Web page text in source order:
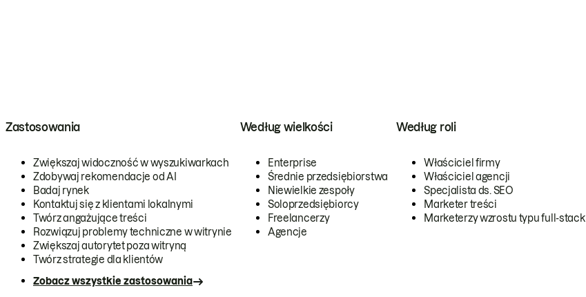
Zastosowania
Zwiększaj widoczność w wyszukiwarkach
Zdobywaj rekomendacje od AI
Badaj rynek
Kontaktuj się z klientami lokalnymi
Twórz angażujące treści
Rozwiązuj problemy techniczne w witrynie
Zwiększaj autorytet poza witryną
Twórz strategie dla klientów
Zobacz wszystkie zastosowania
Według wielkości
Enterprise
Średnie przedsiębiorstwa
Niewielkie zespoły
Soloprzedsiębiorcy
Freelancerzy
Agencje
Według roli
Właściciel firmy
Właściciel agencji
Specjalista ds. SEO
Marketer treści
Marketerzy wzrostu typu full-stack